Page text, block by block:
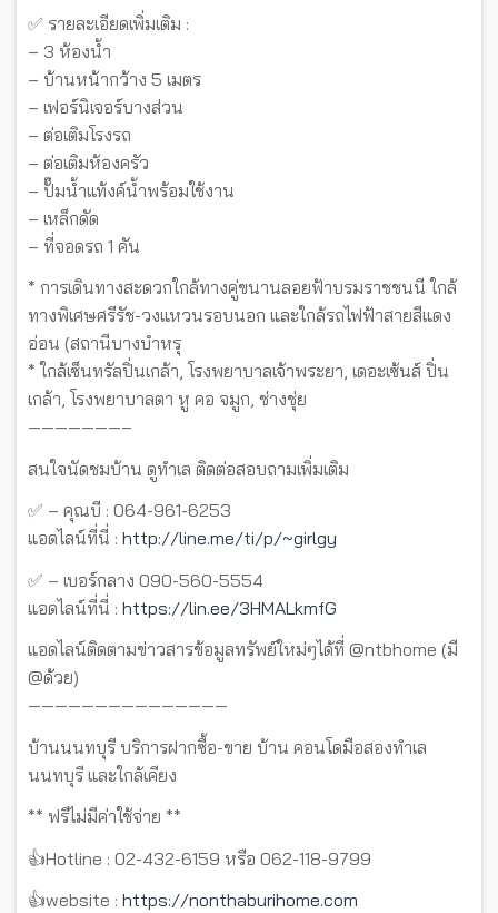
✅ รายละเอียดเพิ่มเติม :
– 3 ห้องน้ำ
– บ้านหน้ากว้าง 5 เมตร
– เฟอร์นิเจอร์บางส่วน
– ต่อเติมโรงรถ
– ต่อเติมห้องครัว
– ปั๊มน้ำแท้งค์น้ำพร้อมใช้งาน
– เหล็กดัด
– ที่จอดรถ 1 คัน
* การเดินทางสะดวกใกล้ทางคู่ขนานลอยฟ้าบรมราชชนนี ใกล้
ทางพิเศษศรีรัช-วงแหวนรอบนอก และใกล้รถไฟฟ้าสายสีแดง
อ่อน (สถานีบางบำหรุ
* ใกล้เซ็นทรัลปิ่นเกล้า, โรงพยาบาลเจ้าพระยา, เดอะเซ้นส์ ปิ่น
เกล้า, โรงพยาบาลตา หู คอ จมูก, ช่างชุ่ย
———————–
สนใจนัดชมบ้าน ดูทำเล ติดต่อสอบถามเพิ่มเติม
✅ – คุณบี : 064-961-6253
แอดไลน์ที่นี่ : http://line.me/ti/p/~girlgy
✅ – เบอร์กลาง 090-560-5554
แอดไลน์ที่นี่ : https://lin.ee/3HMALkmfG
แอดไลน์ติดตามข่าวสารข้อมูลทรัพย์ใหม่ๆได้ที่ @ntbhome (มี
@ด้วย)
———————————————
บ้านนนทบุรี บริการฝากซื้อ-ขาย บ้าน คอนโดมือสองทำเล
นนทบุรี และใกล้เคียง
** ฟรีไม่มีค่าใช้จ่าย **
👍Hotline : 02-432-6159 หรือ 062-118-9799
👍website : https://nonthaburihome.com